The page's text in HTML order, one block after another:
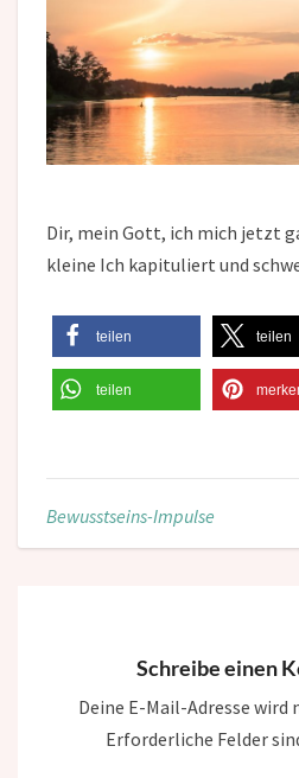
Dir, mein Gott, ich mich jetzt
kleine Ich kapituliert und
teilen teilen
teilen
Bewusstseins-Impulse
Schreibe einen
Deine E-Mail-Adresse
Erforderliche Felder